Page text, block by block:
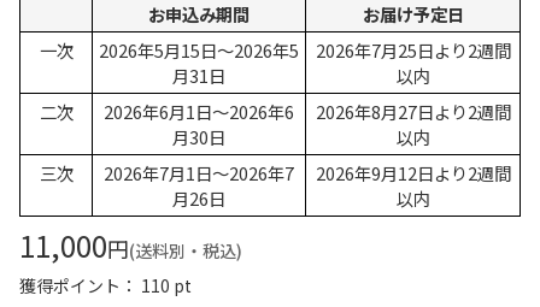
お申込み期間
お届け予定日
一次
2026年5月15日～2026年5
月31日
2026年7月25日より2週間
以内
二次
2026年6月1日～2026年6
月30日
2026年8月27日より2週間
以内
三次
2026年7月1日～2026年7
月26日
2026年9月12日より2週間
以内
11,000円(送料別・税込)
獲得ポイント： 110 pt